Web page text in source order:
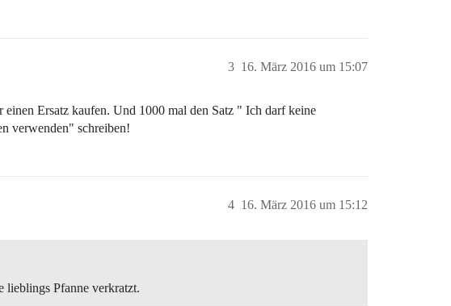
16. März 2016 um 15:07
3
einen Ersatz kaufen. Und 1000 mal den Satz " Ich darf keine
verwenden" schreiben!
16. März 2016 um 15:12
4
lieblings Pfanne verkratzt.